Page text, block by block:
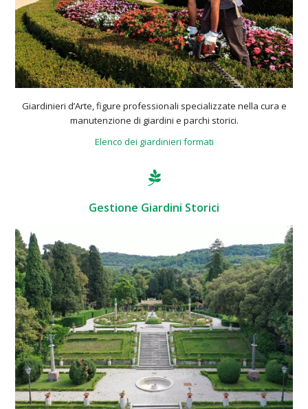
Giardinieri d’Arte, figure professionali specializzate nella cura e
manutenzione di giardini e parchi storici.
Elenco dei giardinieri formati
Gestione Giardini Storici